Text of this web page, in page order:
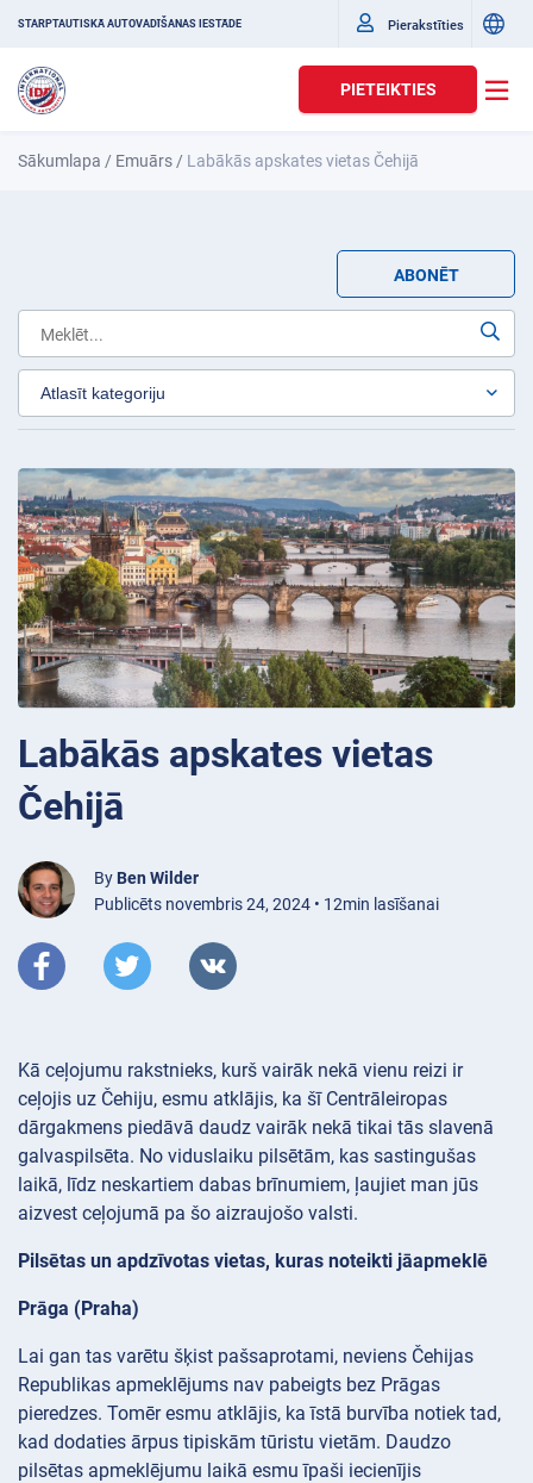
STARPTAUTISKĀ AUTOVADĪŠANAS IESTĀDE Pierakstīties
PIETEIKTIES
Sākumlapa / Emuārs / Labākās apskates vietas Čehijā
ABONĒT
Labākās apskates vietas
Čehijā
By Ben Wilder
Publicēts novembris 24, 2024 • 12min lasīšanai
Kā ceļojumu rakstnieks, kurš vairāk nekā vienu reizi ir
ceļojis uz Čehiju, esmu atklājis, ka šī Centrāleiropas
dārgakmens piedāvā daudz vairāk nekā tikai tās slavenā
galvaspilsēta. No viduslaiku pilsētām, kas sastingušas
laikā, līdz neskartiem dabas brīnumiem, ļaujiet man jūs
aizvest ceļojumā pa šo aizraujošo valsti.
Pilsētas un apdzīvotas vietas, kuras noteikti jāapmeklē
Prāga (Praha)
Lai gan tas varētu šķist pašsaprotami, neviens Čehijas
Republikas apmeklējums nav pabeigts bez Prāgas
pieredzes. Tomēr esmu atklājis, ka īstā burvība notiek tad,
kad dodaties ārpus tipiskām tūristu vietām. Daudzo
pilsētas apmeklējumu laikā esmu īpaši iecienījis